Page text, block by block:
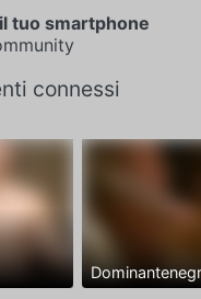
tuo smartphone
connessi